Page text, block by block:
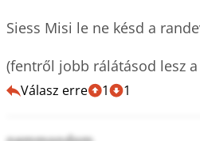
Siess Misi le ne késd a
(fentről jobb rálátásod lesz
Válasz erre 1 1